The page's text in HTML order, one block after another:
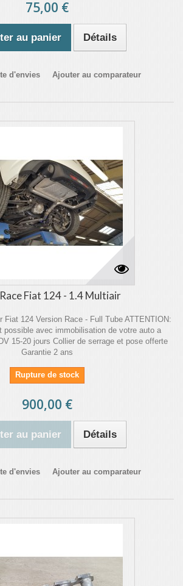
75,00 €
au panier Détails
d'envies Ajouter au comparateur
Fiat 124 - 1.4 Multiair
Fiat 124 Version Race - Full Tube ATTENTION:
possible avec immobilisation de votre auto a
15-20 jours Collier de serrage et pose offerte
Garantie 2 ans
Rupture de stock
900,00 €
au panier Détails
d'envies Ajouter au comparateur